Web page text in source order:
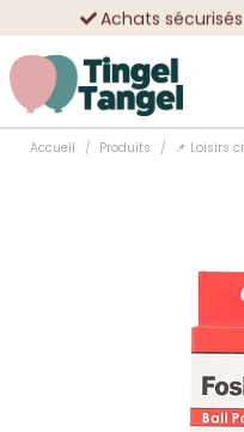
Achats
Des dizaines de
Accueil Produits 📌 Loisirs